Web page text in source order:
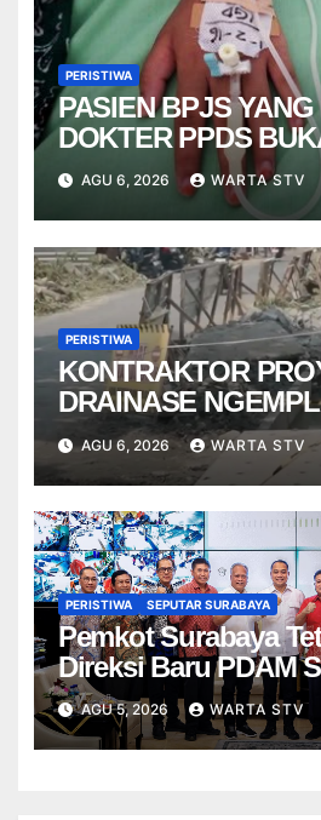
PERISTIWA
PASIEN BPJS YANG
DOKTER PPDS
RSUP DR. SARDJITO
AGU 6, 2026 WARTA STV
PERISTIWA
KONTRAKTOR
DRAINASE
DISANKSI USAI
TERPELESET
AGU 6, 2026 WARTA STV
PERISTIWA SEPUTAR SURABAYA
Pemkot Surabaya
Direksi Baru PDAM
Sembada, Fokus
Layanan dan Kinerja
AGU 5, 2026 WARTA STV